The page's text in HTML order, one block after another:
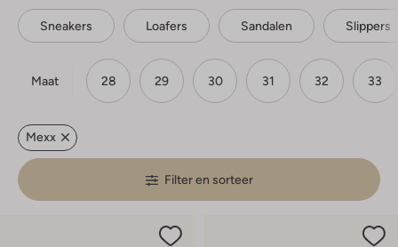
Sneakers Loafers Sandalen Slippers
Maat 28 29 30 31 32 33
Mexx
Filter en sorteer